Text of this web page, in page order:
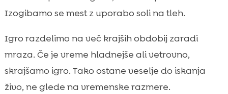
Izogibamo se mest z uporabo soli na tleh.
Igro razdelimo na več krajših obdobij zaradi
mraza. Če je vreme hladnejše ali vetrovno,
skrajšamo igro. Tako ostane veselje do iskanja
živo, ne glede na vremenske razmere.